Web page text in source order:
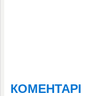
КОМЕНТАРІ